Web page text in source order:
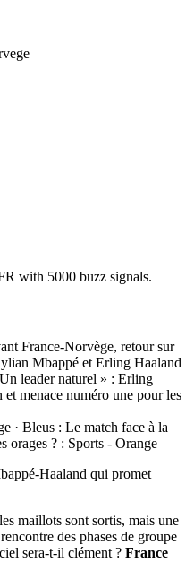
with 5000 buzz signals.
France-Norvège, retour sur
Mbappé et Erling Haaland
leader naturel » : Erling
menace numéro une pour les
· Bleus : Le match face à la
orages ? : Sports - Orange
Haaland qui promet
maillots sont sortis, mais une
des phases de groupe
sera-t-il clément ? France